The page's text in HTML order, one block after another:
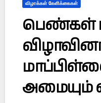
விழாக்கள் கேளிக்கைகள்
பெண்கள்
அமையும்